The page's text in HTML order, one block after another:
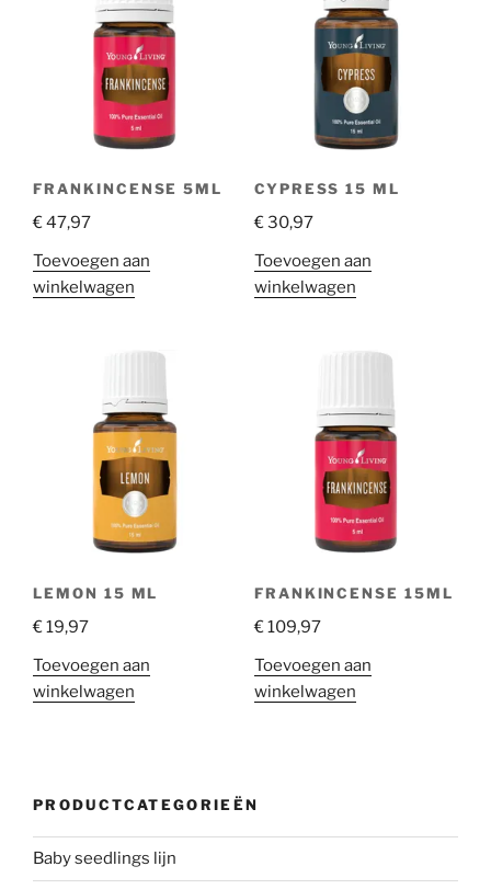
FRANKINCENSE 5ML
€47,97
Toevoegen aan
winkelwagen
CYPRESS 15 ML
€30,97
Toevoegen aan
winkelwagen
LEMON 15 ML
€19,97
Toevoegen aan
winkelwagen
FRANKINCENSE 15ML
€109,97
Toevoegen aan
winkelwagen
PRODUCTCATEGORIEËN
Baby seedlings lijn